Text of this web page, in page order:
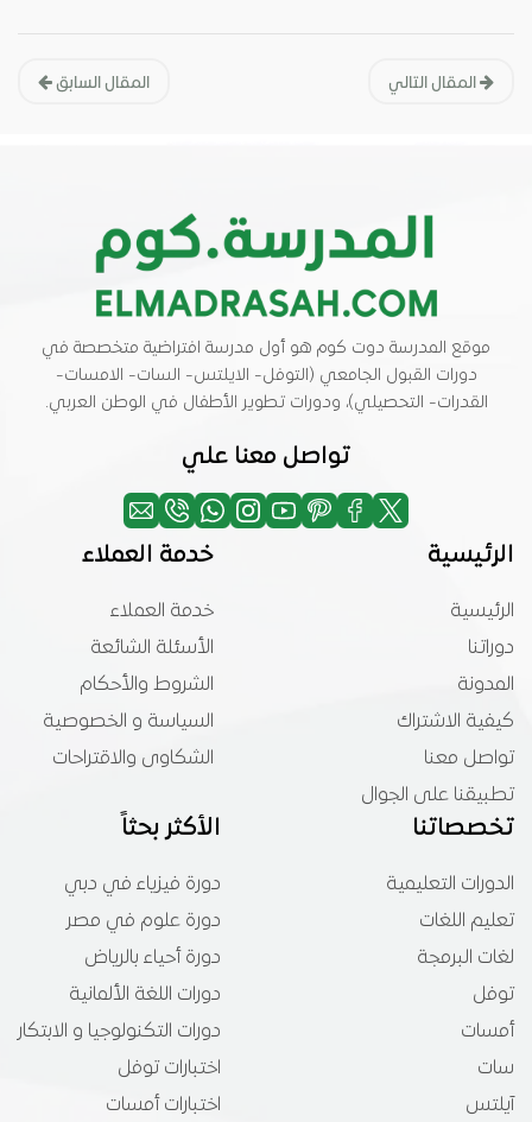
المقال السابق المقال التالي
موقع المدرسة دوت كوم هو أول مدرسة افتراضية متخصصة في
دورات القبول الجامعي (التوفل- الايلتس- السات- الامسات-
القدرات- التحصيلي)، ودورات تطوير الأطفال في الوطن العربي.
تواصل معنا علي
الرئيسية
الرئيسية
دوراتنا
المدونة
كيفية الاشتراك
تواصل معنا
تطبيقنا على الجوال
خدمة العملاء
خدمة العملاء
الأسئلة الشائعة
الشروط والأحكام
السياسة و الخصوصية
الشكاوى والاقتراحات
تخصصاتنا
الدورات التعليمية
تعليم اللغات
لغات البرمجة
توفل
أمسات
سات
آيلتس
الأكثر بحثاً
دورة فيزياء في دبي
دورة علوم في مصر
دورة أحياء بالرياض
دورات اللغة الألمانية
دورات التكنولوجيا و الابتكار
اختبارات توفل
اختبارات أمسات